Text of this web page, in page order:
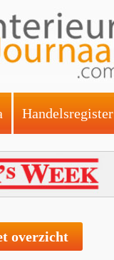
Handelsregister
overzicht